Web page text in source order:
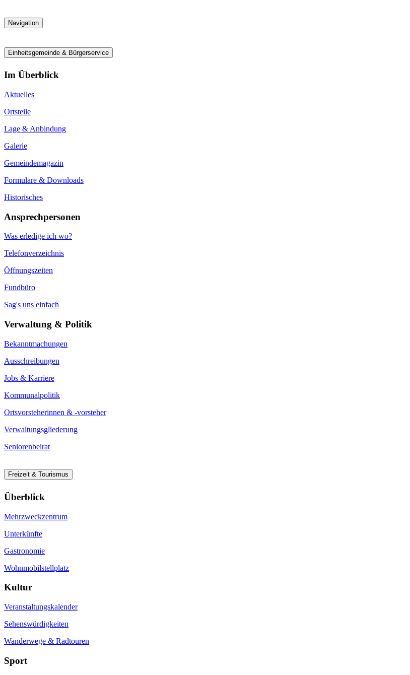
Navigation
Einheitsgemeinde & Bürgerservice
Im Überblick
Aktuelles
Ortsteile
Lage & Anbindung
Galerie
Gemeindemagazin
Formulare & Downloads
Historisches
Ansprechpersonen
Was erledige ich wo?
Telefonverzeichnis
Öffnungszeiten
Fundbüro
Sag's uns einfach
Verwaltung & Politik
Bekanntmachungen
Ausschreibungen
Jobs & Karriere
Kommunalpolitik
Ortsvorsteherinnen & -vorsteher
Verwaltungsgliederung
Seniorenbeirat
Freizeit & Tourismus
Überblick
Mehrzweckzentrum
Unterkünfte
Gastronomie
Wohnmobilstellplatz
Kultur
Veranstaltungskalender
Sehenswürdigkeiten
Wanderwege & Radtouren
Sport